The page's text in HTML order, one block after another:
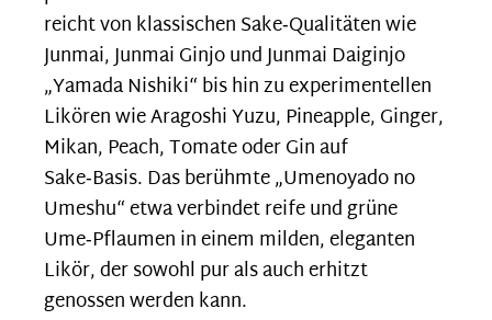
reicht von klassischen Sake‑Qualitäten wie
Junmai, Junmai Ginjo und Junmai Daiginjo
„Yamada Nishiki“ bis hin zu experimentellen
Likören wie Aragoshi Yuzu, Pineapple, Ginger,
Mikan, Peach, Tomate oder Gin auf
Sake‑Basis. Das berühmte „Umenoyado no
Umeshu“ etwa verbindet reife und grüne
Ume‑Pflaumen in einem milden, eleganten
Likör, der sowohl pur als auch erhitzt
genossen werden kann.